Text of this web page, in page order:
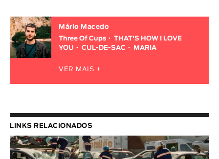
Mário Macedo
Three Of Cups
THAT'S HOW I LOVE
YOU
CUL-DE-SAC MARIA
VER MAIS +
LINKS RELACIONADOS